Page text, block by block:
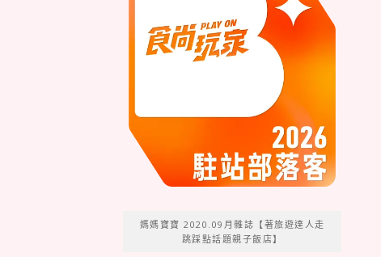
媽媽寶寶 2020.09月雜誌【著旅遊達人走
跳踩點話題親子飯店】